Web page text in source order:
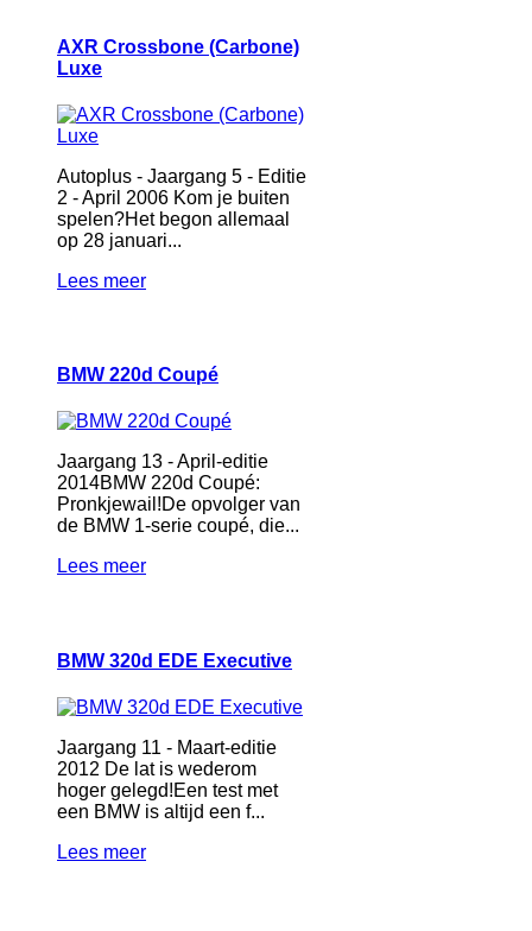
AXR Crossbone (Carbone)
Luxe
Autoplus - Jaargang 5 - Editie
2 - April 2006 Kom je buiten
spelen?Het begon allemaal
op 28 januari...
Lees meer
BMW 220d Coupé
Jaargang 13 - April-editie
2014BMW 220d Coupé:
Pronkjewail!De opvolger van
de BMW 1-serie coupé, die...
Lees meer
BMW 320d EDE Executive
Jaargang 11 - Maart-editie
2012 De lat is wederom
hoger gelegd!Een test met
een BMW is altijd een f...
Lees meer